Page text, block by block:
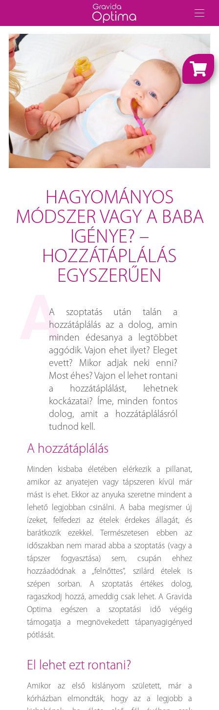
HAGYOMÁNYOS
MÓDSZER VAGY A BABA
IGÉNYE? –
HOZZÁTÁPLÁLÁS
EGYSZERŰEN
A szoptatás után talán a
hozzátáplálás az a dolog, amin
minden édesanya a legtöbbet
aggódik. Vajon ehet ilyet? Eleget
evett? Mikor adjak neki enni?
Most éhes? Vajon el lehet rontani
a hozzátáplálást, lehetnek
kockázatai? Íme, minden fontos
dolog, amit a hozzátáplálásról
tudnod kell.
a hozzátáplálás
Minden kisbaba életében elérkezik a pillanat,
amikor az anyatejen vagy tápszeren kívül már
mást is ehet. Ekkor az anyuka szeretne mindent a
lehető legjobban csinálni. A baba megismer új
ízeket, felfedezi az ételek érdekes állagát, és
barátkozik ezekkel. Természetesen ebben az
időszakban nem marad abba a szoptatás (vagy a
tápszer fogyasztása) sem, csupán ehhez
hozzáadódnak a „felnőttes”, szilárd ételek is
szépen sorban. A szoptatás értékes dolog,
ragaszkodj hozzá, ameddig csak lehet. A Gravida
Optima egészen a szoptatási idő végéig
támogatja a megnövekedett tápanyagigényed
pótlását.
el lehet ezt rontani?
Amikor az első kislányom született, már a
kórházban elmondták, hogy az a legjobb a